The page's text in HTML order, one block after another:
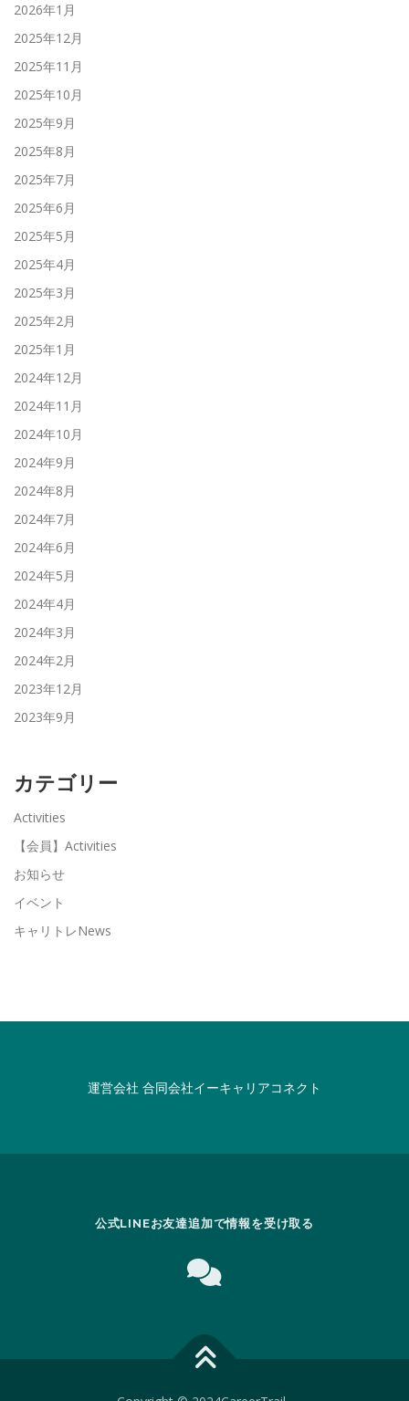
2026年1月
2025年12月
2025年11月
2025年10月
2025年9月
2025年8月
2025年7月
2025年6月
2025年5月
2025年4月
2025年3月
2025年2月
2025年1月
2024年12月
2024年11月
2024年10月
2024年9月
2024年8月
2024年7月
2024年6月
2024年5月
2024年4月
2024年3月
2024年2月
2023年12月
2023年9月
カテゴリー
Activities
【会員】Activities
お知らせ
イベント
キャリトレNews
運営会社 合同会社イーキャリアコネクト
公式LINEお友達追加で情報を受け取る